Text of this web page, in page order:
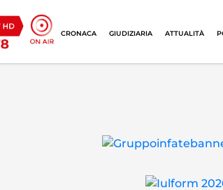
CRONACA GIUDIZIARIA ATTUALITÀ